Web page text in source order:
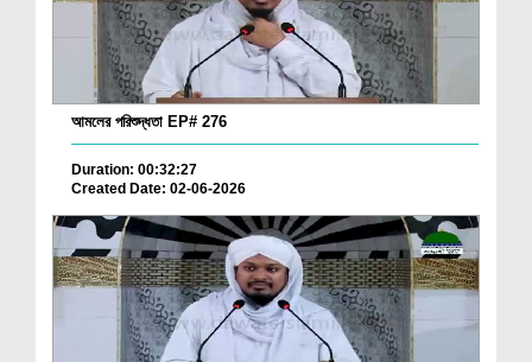
আমলের পরিশুদ্ধতা EP# 276
Duration: 00:32:27
Created Date: 02-06-2026